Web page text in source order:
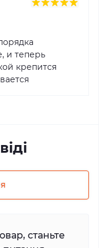
и теперь
крепится
станьте